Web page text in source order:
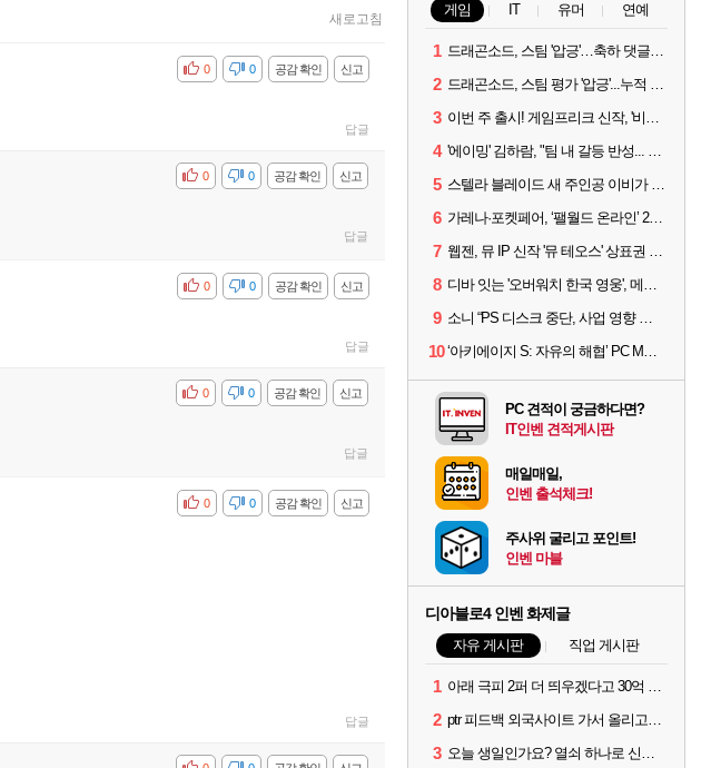
새로고침
신고
공감 확인
비공감 0
0
답글
신고
공감 확인
비공감 0
0
답글
신고
공감 확인
비공감 0
0
답글
신고
공감 확인
비공감 0
0
답글
신고
공감 확인
비공감 0
0
답글
게임 IT 유머 연예
1 드래곤소드, 스팀 '압긍'…축하 댓글 달고 게임 코드 받자!
2 드래곤소드, 스팀 평가 '압긍'...누적 판매량 20만장 돌파
3 이번 주 출시! 게임프리크 신작, '비스트 오브 리인카네이션'
4 '에이밍' 김하람, "팀 내 갈등 반성... 끝까지 뛰고 싶었다"
5 스텔라 블레이드 새 주인공 이비가 부릅니다, 'Wanna be in LOVE' 뮤비 공개
6 가레나·포켓페어, ‘팰월드 온라인’ 2026년 출시 예고
7 웹젠, 뮤 IP 신작 '뮤 테오스' 상표권 출원
8 디바 잇는 '오버워치 한국 영웅', 메카 파일럿 디몬 나온다
9 소니 “PS 디스크 중단, 사업 영향 없다”
10 ‘아키에이지 S: 자유의 해협’ PC MMORPG로 개발한다
PC 견적이 궁금하다면?
IT인벤 견적게시판
매일매일,
인벤 출석체크!
주사위 굴리고 포인트!
인벤 마블
디아블로4 인벤 화제글
자유 게시판 직업 게시판
1 아래 극피 2퍼 더 띄우겠다고 30억 쓴 사람입니다
2 ptr 피드백 외국사이트 가서 올리고옴 ㅋㅋ
3 오늘 생일인가요? 열쇠 하나로 신화문장 2개 겟했습니다.